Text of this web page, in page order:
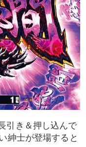
引き＆押し込んで
紳士が登場すると